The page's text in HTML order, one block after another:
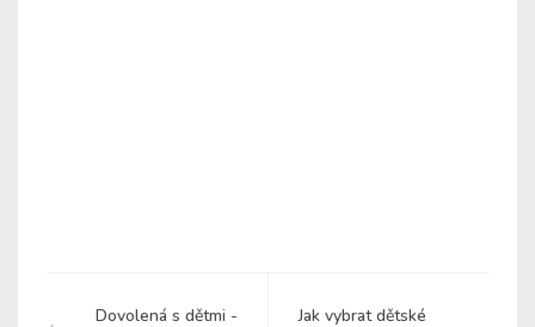
Dovolená s dětmi -
Jak vybrat dětské